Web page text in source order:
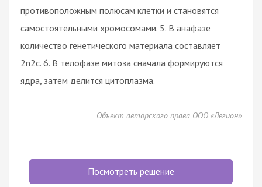
противоположным полюсам клетки и становятся
самостоятельными хромосомами. 5. В анафазе
количество генетического материала составляет
2n2c. 6. В телофазе митоза сначала формируются
ядра, затем делится цитоплазма.
Объект авторского права ООО «Легион»
Посмотреть решение